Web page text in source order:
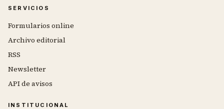
SERVICIOS
Formularios online
Archivo editorial
RSS
Newsletter
API de avisos
INSTITUCIONAL